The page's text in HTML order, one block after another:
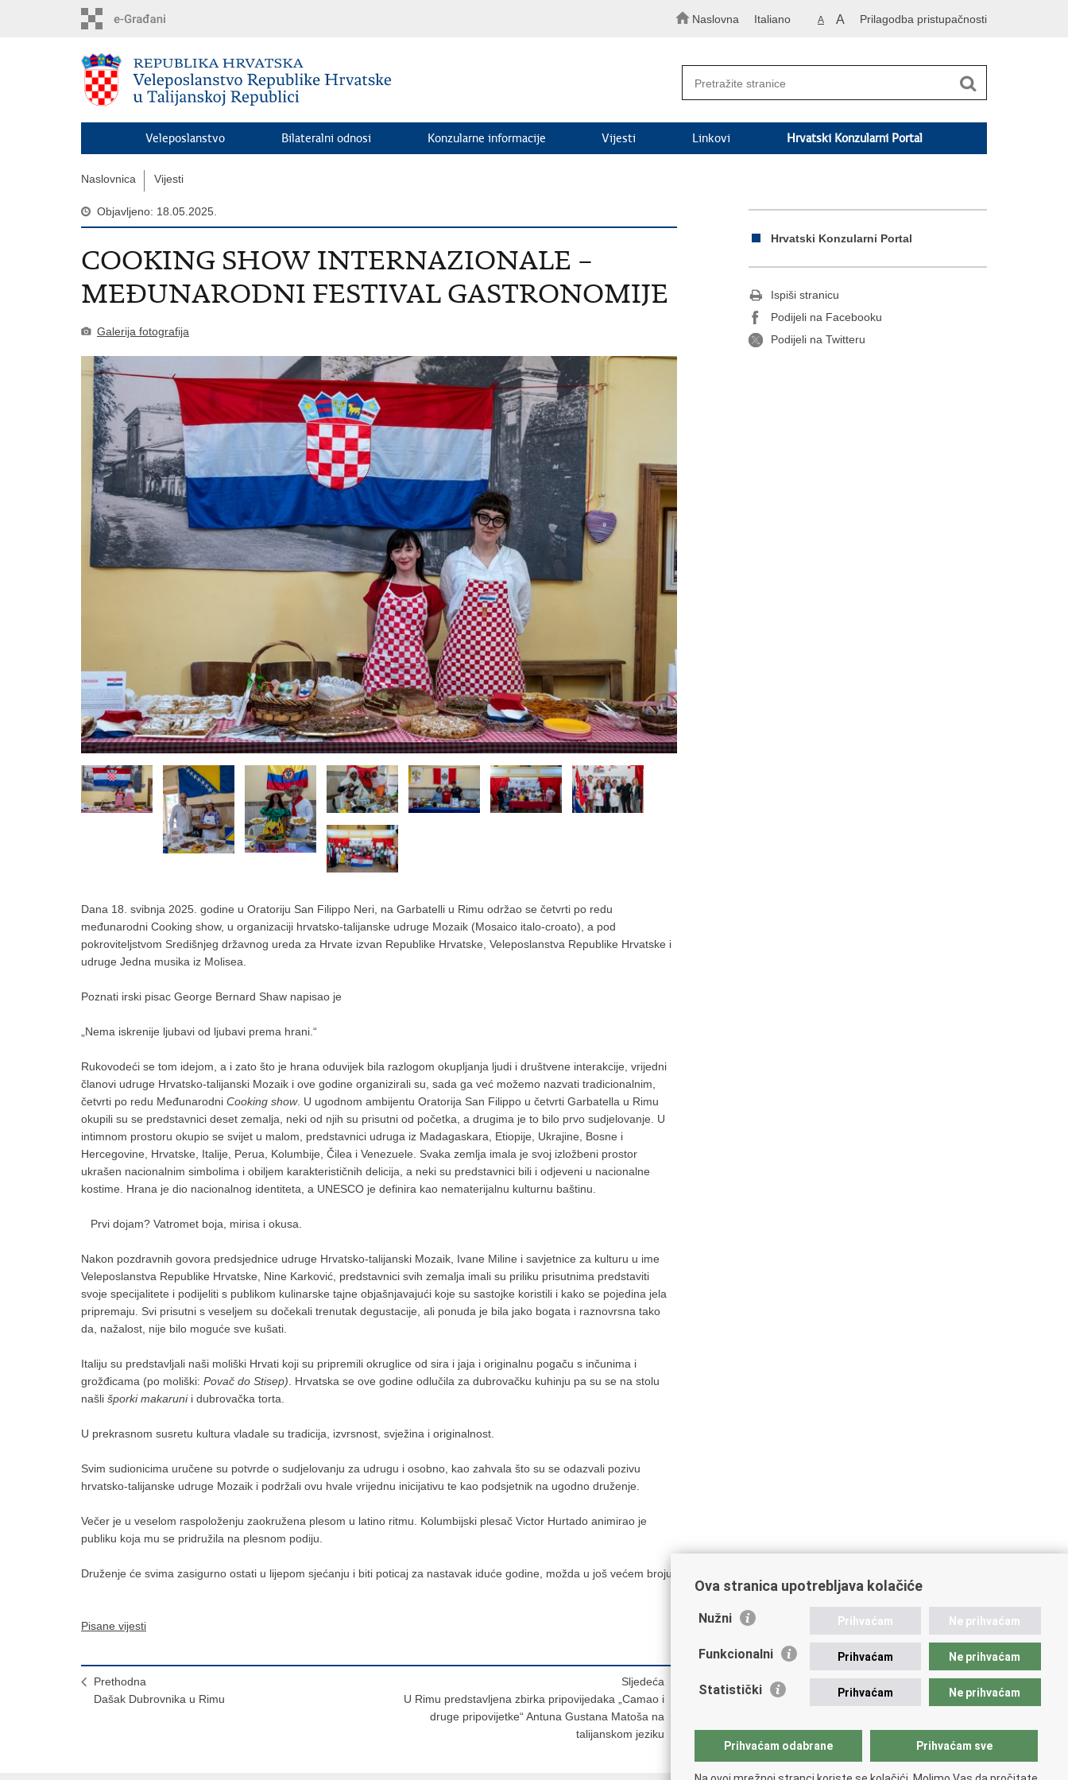
Naslovna Italiano A A Prilagodba pristupačnosti
Veleposlanstvo Bilateralni odnosi Konzularne informacije Vijesti Linkovi Hrvatski Konzularni Portal
Naslovnica Vijesti
Objavljeno: 18.05.2025.
COOKING SHOW INTERNAZIONALE –
MEĐUNARODNI FESTIVAL GASTRONOMIJE
Galerija fotografija
Dana 18. svibnja 2025. godine u Oratoriju San Filippo Neri, na Garbatelli u Rimu održao se četvrti po redu
međunarodni Cooking show, u organizaciji hrvatsko-talijanske udruge Mozaik (Mosaico italo-croato), a pod
pokroviteljstvom Središnjeg državnog ureda za Hrvate izvan Republike Hrvatske, Veleposlanstva Republike Hrvatske i
udruge Jedna musika iz Molisea.
Poznati irski pisac George Bernard Shaw napisao je
„Nema iskrenije ljubavi od ljubavi prema hrani.“
Rukovodeći se tom idejom, a i zato što je hrana oduvijek bila razlogom okupljanja ljudi i društvene interakcije, vrijedni
članovi udruge Hrvatsko-talijanski Mozaik i ove godine organizirali su, sada ga već možemo nazvati tradicionalnim,
četvrti po redu Međunarodni Cooking show. U ugodnom ambijentu Oratorija San Filippo u četvrti Garbatella u Rimu
okupili su se predstavnici deset zemalja, neki od njih su prisutni od početka, a drugima je to bilo prvo sudjelovanje. U
intimnom prostoru okupio se svijet u malom, predstavnici udruga iz Madagaskara, Etiopije, Ukrajine, Bosne i
Hercegovine, Hrvatske, Italije, Perua, Kolumbije, Čilea i Venezuele. Svaka zemlja imala je svoj izložbeni prostor
ukrašen nacionalnim simbolima i obiljem karakterističnih delicija, a neki su predstavnici bili i odjeveni u nacionalne
kostime. Hrana je dio nacionalnog identiteta, a UNESCO je definira kao nematerijalnu kulturnu baštinu.
Prvi dojam? Vatromet boja, mirisa i okusa.
Nakon pozdravnih govora predsjednice udruge Hrvatsko-talijanski Mozaik, Ivane Miline i savjetnice za kulturu u ime
Veleposlanstva Republike Hrvatske, Nine Karković, predstavnici svih zemalja imali su priliku prisutnima predstaviti
svoje specijalitete i podijeliti s publikom kulinarske tajne objašnjavajući koje su sastojke koristili i kako se pojedina jela
pripremaju. Svi prisutni s veseljem su dočekali trenutak degustacije, ali ponuda je bila jako bogata i raznovrsna tako
da, nažalost, nije bilo moguće sve kušati.
Italiju su predstavljali naši moliški Hrvati koji su pripremili okruglice od sira i jaja i originalnu pogaču s inčunima i
grožđicama (po moliški: Povač do Stisep) . Hrvatska se ove godine odlučila za dubrovačku kuhinju pa su se na stolu
našli šporki makarunii dubrovačka torta.
U prekrasnom susretu kultura vladale su tradicija, izvrsnost, svježina i originalnost.
Svim sudionicima uručene su potvrde o sudjelovanju za udrugu i osobno, kao zahvala što su se odazvali pozivu
hrvatsko-talijanske udruge Mozaik i podržali ovu hvale vrijednu inicijativu te kao podsjetnik na ugodno druženje.
Večer je u veselom raspoloženju zaokružena plesom u latino ritmu. Kolumbijski plesač Victor Hurtado animirao je
publiku koja mu se pridružila na plesnom podiju.
Druženje će svima zasigurno ostati u lijepom sjećanju i biti poticaj za nastavak iduće godine, možda u još većem broju.
Pisane vijesti
Prethodna
Dašak Dubrovnika u Rimu
Sljedeća
U Rimu predstavljena zbirka pripovijedaka „Camao i
druge pripovijetke“ Antuna Gustana Matoša na
talijanskom jeziku
Hrvatski Konzularni Portal
Ispiši stranicu
Podijeli na Facebooku
Podijeli na Twitteru
Ova stranica upotrebljava kolačiće
Nužni Prihvaćam Ne prihvaćam
Funkcionalni Prihvaćam Ne prihvaćam
Statistički Prihvaćam Ne prihvaćam
Prihvaćam odabrane Prihvaćam sve